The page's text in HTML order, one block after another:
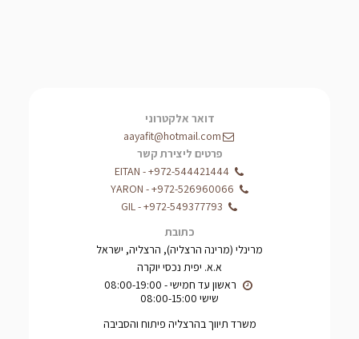
דואר אלקטרוני
aayafit@hotmail.com
פרטים ליצירת קשר
+972-544421444
-
EITAN
+972-526960066
-
YARON
+972-549377793
-
GIL
כתובת
מרינלי (מרינה הרצליה), הרצליה, ישראל
א.א. יפית נכסי יוקרה
שישי 08:00-15:00
משרד תיווך בהרצליה פיתוח והסביבה